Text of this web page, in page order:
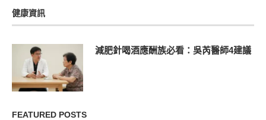
健康資訊
減肥針喝酒應酬族必看：吳芮醫師4建議
FEATURED POSTS